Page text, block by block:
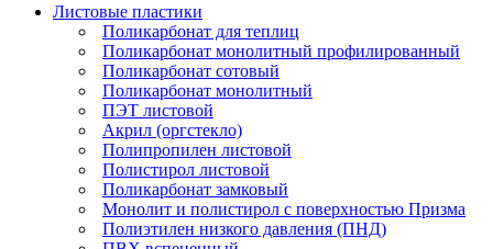
Листовые пластики
Поликарбонат для теплиц
Поликарбонат монолитный профилированный
Поликарбонат сотовый
Поликарбонат монолитный
ПЭТ листовой
Акрил (оргстекло)
Полипропилен листовой
Полистирол листовой
Поликарбонат замковый
Монолит и полистирол с поверхностью Призма
Полиэтилен низкого давления (ПНД)